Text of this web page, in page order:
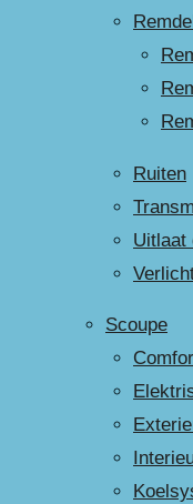
Ruiten
Uitlaat
Scoupe